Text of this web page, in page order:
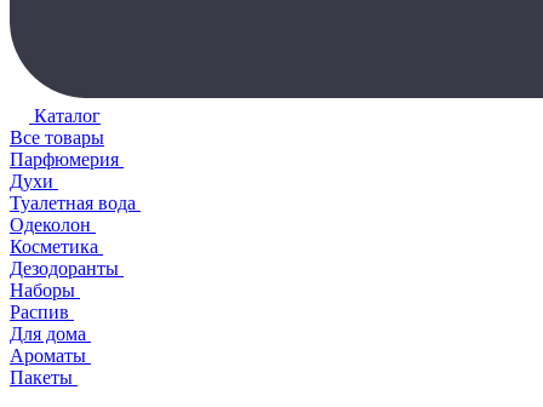
Каталог
Все товары
Парфюмерия
Духи
Туалетная вода
Одеколон
Косметика
Дезодоранты
Наборы
Распив
Для дома
Ароматы
Пакеты